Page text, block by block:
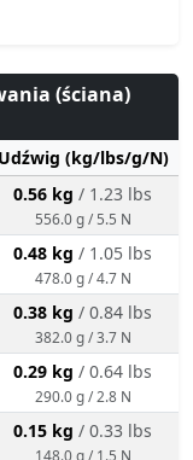
(ściana)
Udźwig (kg/lbs/g/N)
0.56 kg / 1.23 lbs
556.0 g / 5.5 N
0.48 kg / 1.05 lbs
478.0 g / 4.7 N
0.38 kg / 0.84 lbs
382.0 g / 3.7 N
0.29 kg / 0.64 lbs
290.0 g / 2.8 N
0.15 kg / 0.33 lbs
148.0 g / 1.5 N